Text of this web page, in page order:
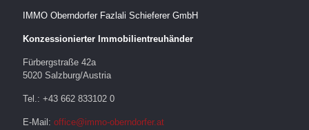
IMMO Oberndorfer Fazlali Schieferer GmbH
Konzessionierter Immobilientreuhänder
Fürbergstraße 42a
5020 Salzburg/Austria
Tel.: +43 662 833102 0
E-Mail: office@immo-oberndorfer.at